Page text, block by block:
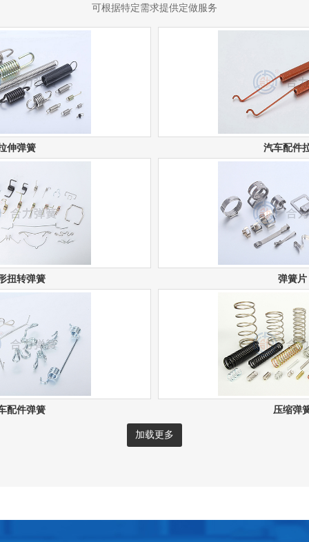
可根据特定需求提供定做服务
伸弹簧 汽车配件
扭转弹簧 弹簧片
配件弹簧 压缩弹
加载更多